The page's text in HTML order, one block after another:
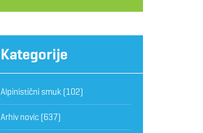
Kategorije
Alpinistični smuk(102)
Arhiv novic(637)